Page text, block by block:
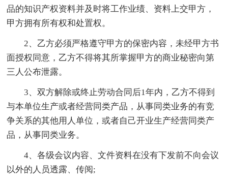
品的知识产权资料并及时将工作业绩、资料上交甲方，
甲方拥有所有权和处置权。
2、乙方必须严格遵守甲方的保密内容，未经甲方书
面授权同意，乙方不得将其所掌握甲方的商业秘密向第
三人公布泄露。
3、双方解除或终止劳动合同后1年内，乙方不得到
与本单位生产或者经营同类产品，从事同类业务的有竞
争关系的其他用人单位，或者自己开业生产经营同类产
品，从事同类业务。
4、各级会议内容、文件资料在没有下发前不向会议
以外的人员透露、传阅;